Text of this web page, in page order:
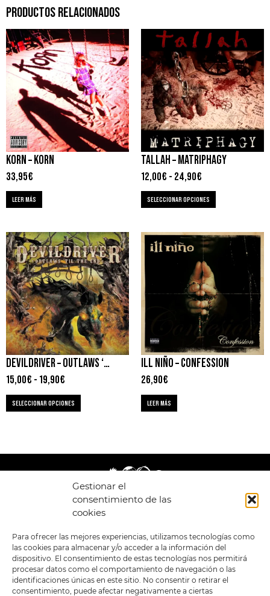
Gestionar el
consentimiento de las
cookies
Para ofrecer las mejores experiencias, utilizamos tecnologías como
las cookies para almacenar y/o acceder a la información del
dispositivo. El consentimiento de estas tecnologías nos permitirá
procesar datos como el comportamiento de navegación o las
identificaciones únicas en este sitio. No consentir o retirar el
consentimiento, puede afectar negativamente a ciertas
PRODUCTOS RELACIONADOS
KORN – KORN
33,95€
LEER MÁS
TALLAH – MATRIPHAGY
12,00€ - 24,90€
SELECCIONAR OPCIONES
DEVILDRIVER – OUTLAWS ‘TIL THE END, VOL. 1
15,00€ - 19,90€
SELECCIONAR OPCIONES
ILL NIÑO – CONFESSION
26,90€
LEER MÁS
LEGAL
POLÍTICA DE
PRIVACIDAD
TÉRMINOS Y
CONDICIONES
GENERALES DE LA
ENLACES
ESTILOS
FORMATOS
PREVENTAS
OFERTAS
MERCHANDISING